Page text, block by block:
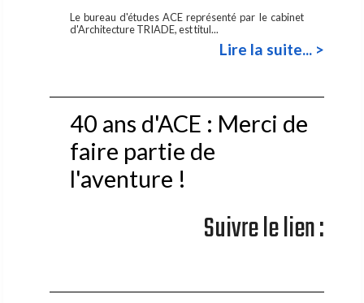
Le bureau d'études ACE représenté par le cabinet
d'Architecture TRIADE, est titul...
Lire la suite... >
40 ans d'ACE : Merci de
faire partie de
l'aventure !
Suivre le lien :